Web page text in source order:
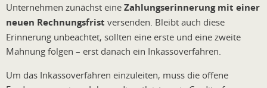
Unternehmen zunächst eine Zahlungserinnerung mit einer
neuen Rechnungsfrist versenden. Bleibt auch diese
Erinnerung unbeachtet, sollten eine erste und eine zweite
Mahnung folgen – erst danach ein Inkassoverfahren.
Um das Inkassoverfahren einzuleiten, muss die offene